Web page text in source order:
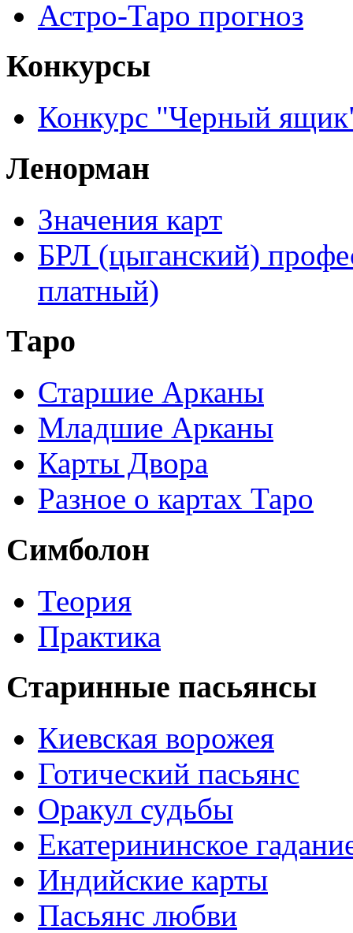
Астро-Таро прогноз
Конкурсы
Конкурс "Черный
Ленорман
Значения карт
БРЛ (цыганский)
платный)
Таро
Старшие Арканы
Младшие Арканы
Карты Двора
Разное о картах Таро
Симболон
Теория
Практика
Старинные пасьянсы
Киевская ворожея
Готический пасьянс
Оракул судьбы
Екатерининское
Индийские карты
Пасьянс любви